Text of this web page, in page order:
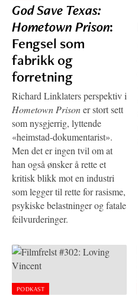
God Save Texas:
Hometown Prison:
Fengsel som
fabrikk og
forretning
Richard Linklaters perspektiv i
Hometown Prisoner stort sett
som nysgjerrig, lyttende
«heimstad-dokumentarist».
Men det er ingen tvil om at
han også ønsker å rette et
kritisk blikk mot en industri
som legger til rette for rasisme,
psykiske belastninger og fatale
feilvurderinger.
PODKAST